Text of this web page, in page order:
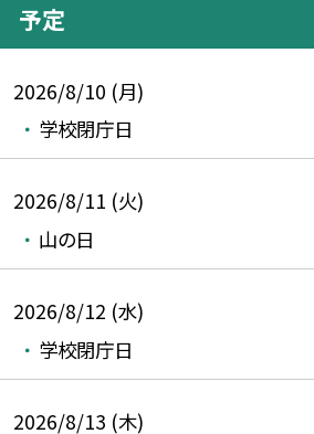
予定
2026/8/10 (月)
学校閉庁日
2026/8/11 (火)
山の日
2026/8/12 (水)
学校閉庁日
2026/8/13 (木)